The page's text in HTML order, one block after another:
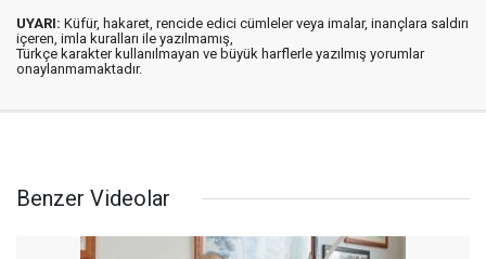
UYARI: Küfür, hakaret, rencide edici cümleler veya imalar, inançlara saldırı
içeren, imla kuralları ile yazılmamış,
Türkçe karakter kullanılmayan ve büyük harflerle yazılmış yorumlar
onaylanmamaktadır.
Benzer Videolar